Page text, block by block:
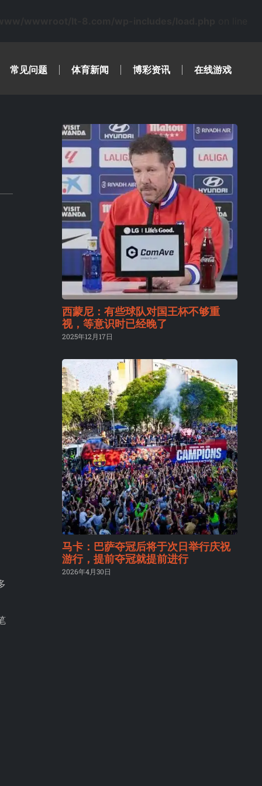
常见问题 体育新闻 博彩资讯 在线游戏
西蒙尼：有些球队对国王杯不够重
视，等意识时已经晚了
2025年12月17日
马卡：巴萨夺冠后将于次日举行庆祝
游行，提前夺冠就提前进行
2026年4月30日